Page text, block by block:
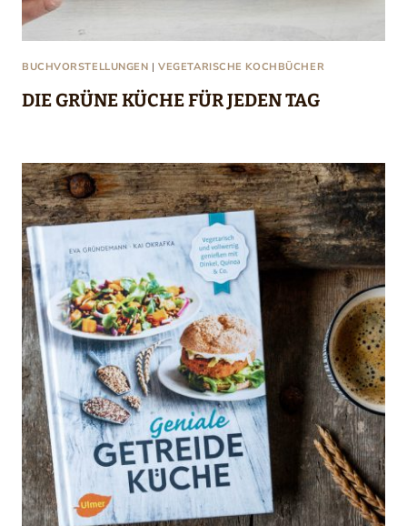
BUCHVORSTELLUNGEN |VEGETARISCHE KOCHBÜCHER
DIE GRÜNE KÜCHE FÜR JEDEN TAG